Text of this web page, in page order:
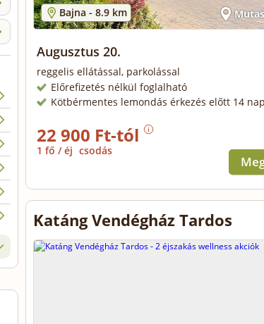
Bajna - 8.9 km
Augusztus 20.
reggelis ellátással, parkolással
Előrefizetés nélkül foglalható
Kötbérmentes lemondás érkezés előtt 14
22 900 Ft-tól
1 fő / éj csodás
Katáng Vendégház Tardos